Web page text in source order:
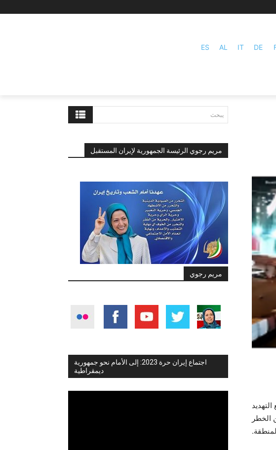
ES AL IT DE
يبحث
مريم رجوي الرئيسة الجمهورية لإيران المستقبل
مريم رجوي
اجتماع إيران حرة 2023: إلى الأمام نحو جمهورية
ديمقراطية
الخطر